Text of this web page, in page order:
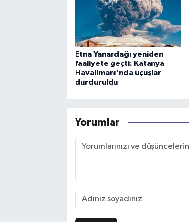
Etna Yanardağı yeniden
faaliyete geçti: Katanya
Havalimanı'nda uçuşlar
durduruldu
Yorumlar